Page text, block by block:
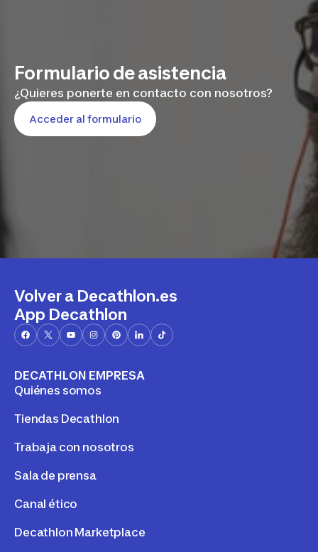
Formulario de asistencia
¿Quieres ponerte en contacto con nosotros?
Acceder al formulario
Volver a Decathlon.es
App Decathlon
DECATHLON EMPRESA
Quiénes somos
Tiendas Decathlon
Trabaja con nosotros
Sala de prensa
Canal ético
Decathlon Marketplace